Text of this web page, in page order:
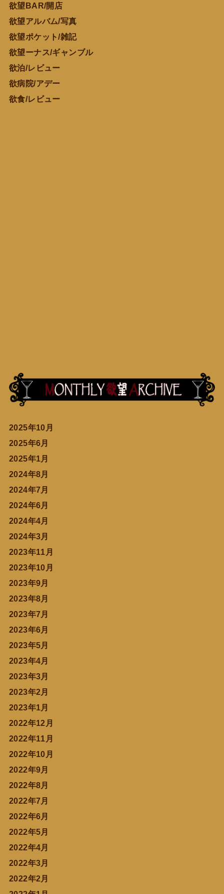
欲望BAR/開店
欲望アルバム/写真
欲望ポケット/雑記
欲望ーナス/ギャンブル
欲泊/レビュー
欲病院/アデー
欲食/レビュー
2025年10月
2025年6月
2025年1月
2024年8月
2024年7月
2024年6月
2024年4月
2024年3月
2023年11月
2023年10月
2023年9月
2023年8月
2023年7月
2023年6月
2023年5月
2023年4月
2023年3月
2023年2月
2023年1月
2022年12月
2022年11月
2022年10月
2022年9月
2022年8月
2022年7月
2022年6月
2022年5月
2022年4月
2022年3月
2022年2月